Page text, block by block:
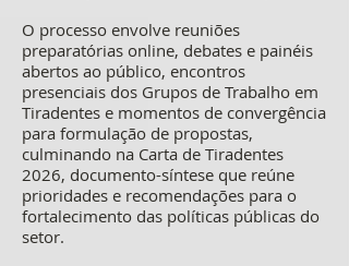
O processo envolve reuniões
preparatórias online, debates e painéis
abertos ao público, encontros
presenciais dos Grupos de Trabalho em
Tiradentes e momentos de convergência
para formulação de propostas,
culminando na Carta de Tiradentes
2026, documento-síntese que reúne
prioridades e recomendações para o
fortalecimento das políticas públicas do
setor.